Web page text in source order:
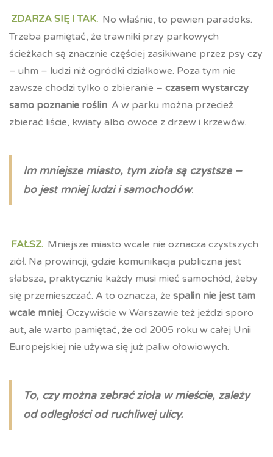
ZDARZA SIĘ I TAK. No właśnie, to pewien paradoks.
Trzeba pamiętać, że trawniki przy parkowych
ścieżkach są znacznie częściej zasikiwane przez psy czy
– uhm – ludzi niż ogródki działkowe. Poza tym nie
zawsze chodzi tylko o zbieranie – czasem wystarczy
samo poznanie roślin. A w parku można przecież
zbierać liście, kwiaty albo owoce z drzew i krzewów.
Im mniejsze miasto, tym zioła są czystsze –
bo jest mniej ludzi i samochodów.
FAŁSZ. Mniejsze miasto wcale nie oznacza czystszych
ziół. Na prowincji, gdzie komunikacja publiczna jest
słabsza, praktycznie każdy musi mieć samochód, żeby
się przemieszczać. A to oznacza, że spalin nie jest tam
wcale mniej. Oczywiście w Warszawie też jeździ sporo
aut, ale warto pamiętać, że od 2005 roku w całej Unii
Europejskiej nie używa się już paliw ołowiowych.
To, czy można zebrać zioła w mieście, zależy
od odległości od ruchliwej ulicy.